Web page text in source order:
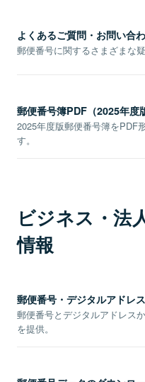
よくあるご質問・お問い合
郵便番号に関するさまざまな
郵便番号簿PDF（2025年度
2025年度版郵便番号簿をPDF
す。
ビジネス・法
情報
郵便番号・デジタルアドレ
郵便番号とデジタルアドレス
を提供。